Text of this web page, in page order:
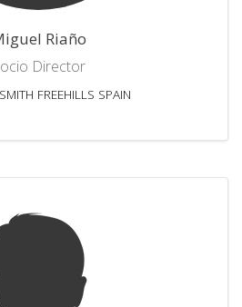
Riaño
Director
FREEHILLS SPAIN